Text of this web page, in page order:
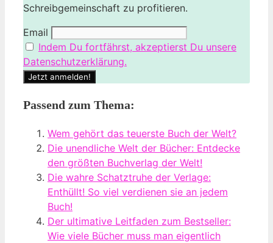
Schreibgemeinschaft zu profitieren.
Email
Indem Du fortfährst, akzeptierst Du unsere
Datenschutzerklärung.
Passend zum Thema:
Wem gehört das teuerste Buch der Welt?
Die unendliche Welt der Bücher: Entdecke
den größten Buchverlag der Welt!
Die wahre Schatztruhe der Verlage:
Enthüllt! So viel verdienen sie an jedem
Buch!
Der ultimative Leitfaden zum Bestseller:
Wie viele Bücher muss man eigentlich